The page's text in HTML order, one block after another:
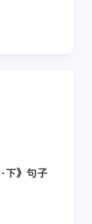
下》句子